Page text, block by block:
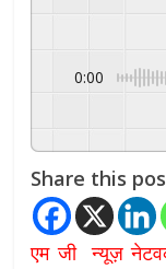
0:00
Share this
एम जी न्यूज़